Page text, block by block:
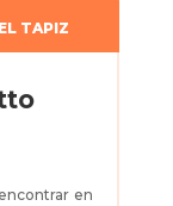
TAPIZ
en